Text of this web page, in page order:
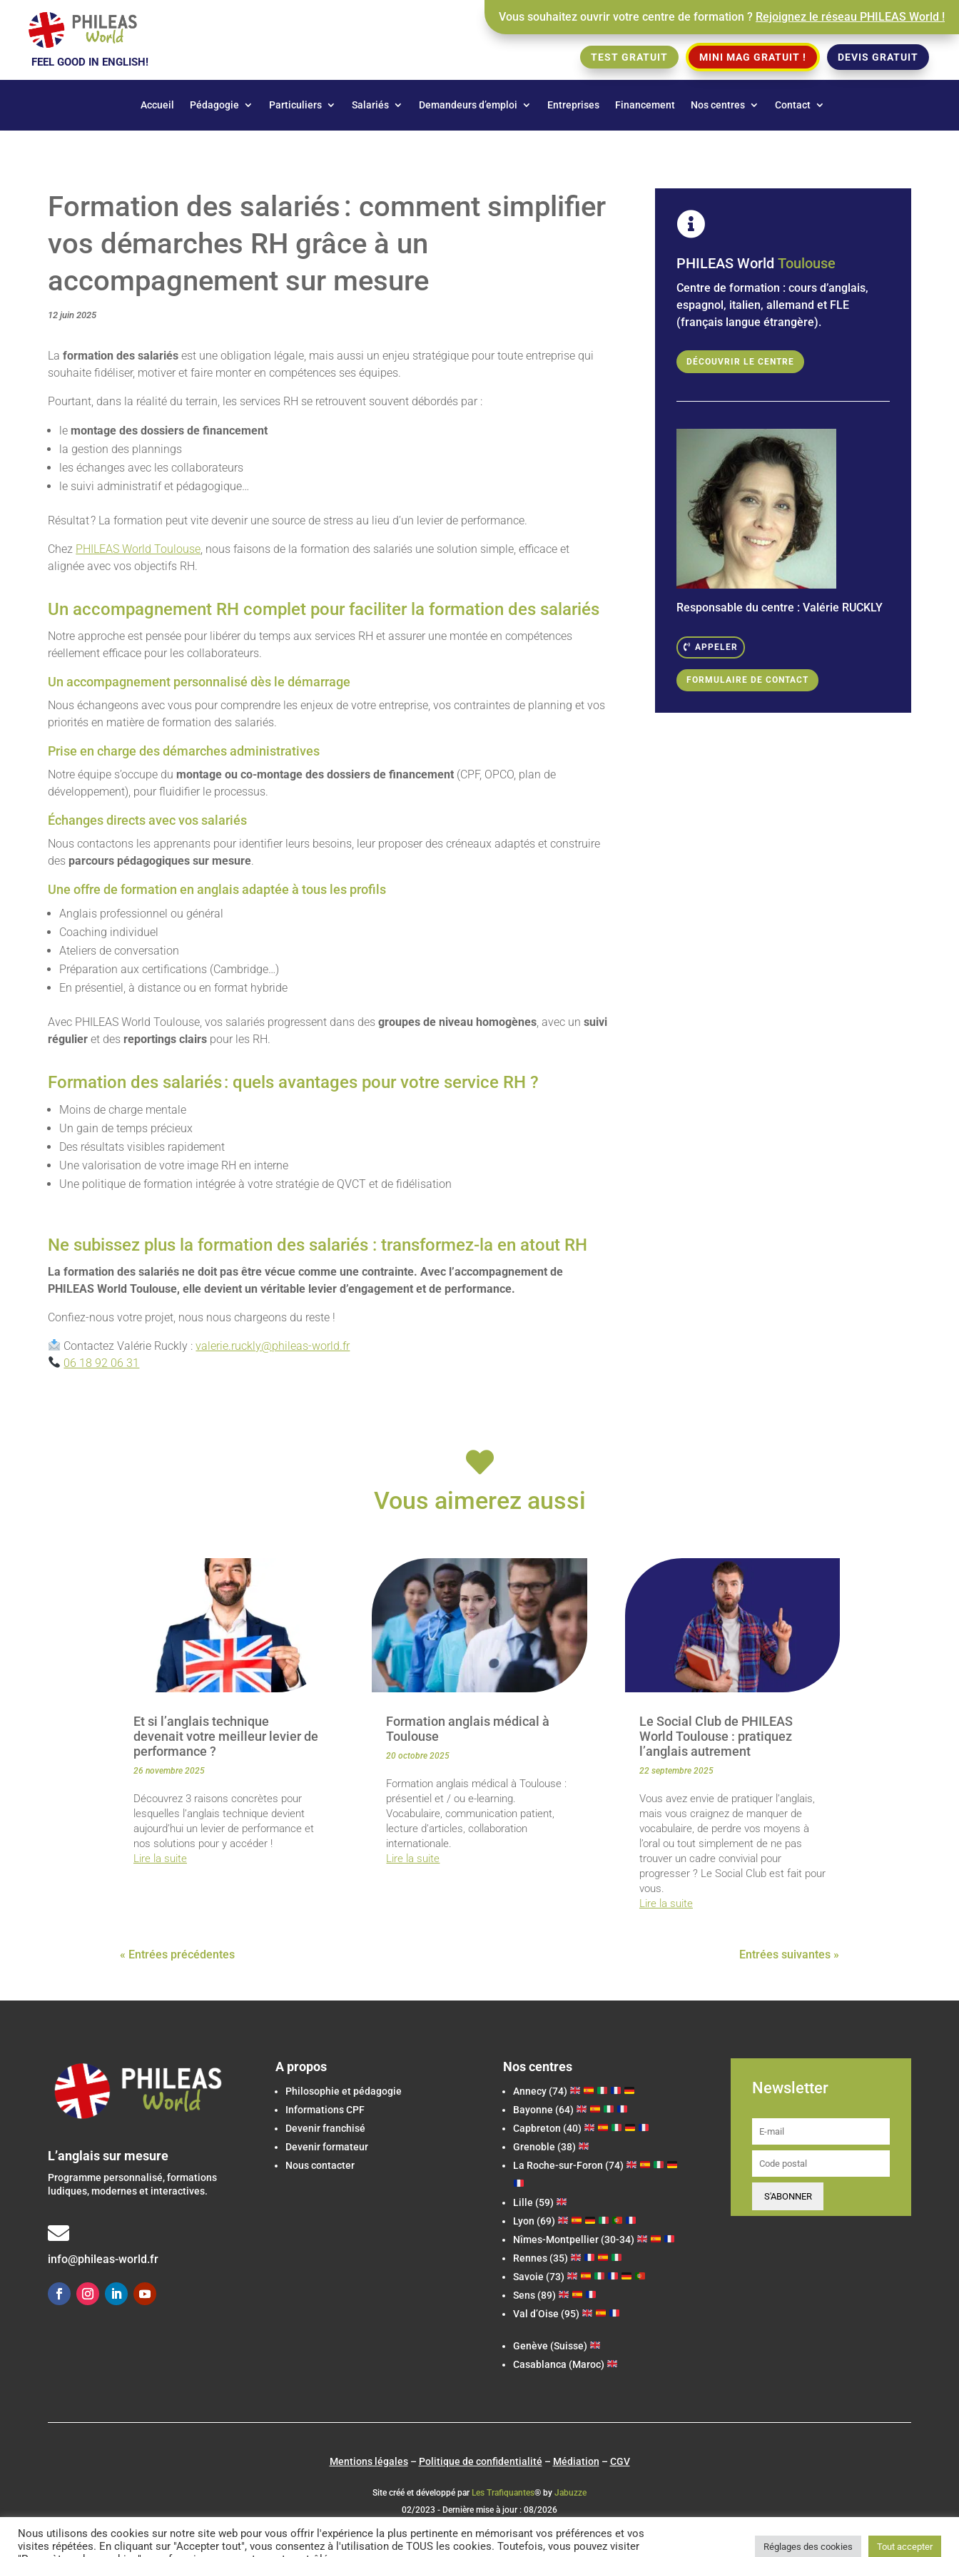
FEEL GOOD IN ENGLISH!
Vous souhaitez ouvrir votre centre de formation ? Rejoignez le réseau PHILEAS World !
TEST GRATUIT MINI MAG GRATUIT ! DEVIS GRATUIT
Accueil Pédagogie Particuliers Salariés Demandeurs d’emploi Entreprises Financement Nos centres Contact
Formation des salariés : comment simplifier
vos démarches RH grâce à un
accompagnement sur mesure
12 juin 2025
Laformation des salariés est une obligation légale, mais aussi un enjeu stratégique pour toute entreprise qui
souhaite fidéliser, motiver et faire monter en compétences ses équipes.
Pourtant, dans la réalité du terrain, les services RH se retrouvent souvent débordés par :
le montage des dossiers de financement
la gestion des plannings
les échanges avec les collaborateurs
le suivi administratif et pédagogique…
Résultat ? La formation peut vite devenir une source de stress au lieu d’un levier de performance.
Chez PHILEAS World Toulouse, nous faisons de la formation des salariés une solution simple, efficace et
alignée avec vos objectifs RH.
Un accompagnement RH complet pour faciliter la formation des salariés
Notre approche est pensée pour libérer du temps aux services RH et assurer une montée en compétences
réellement efficace pour les collaborateurs.
Un accompagnement personnalisé dès le démarrage
Nous échangeons avec vous pour comprendre les enjeux de votre entreprise, vos contraintes de planning et vos
priorités en matière de formation des salariés.
Prise en charge des démarches administratives
Notre équipe s’occupe du montage ou co-montage des dossiers de financement (CPF, OPCO, plan de
développement), pour fluidifier le processus.
Échanges directs avec vos salariés
Nous contactons les apprenants pour identifier leurs besoins, leur proposer des créneaux adaptés et construire
des parcours pédagogiques sur mesure.
Une offre de formation en anglais adaptée à tous les profils
Anglais professionnel ou général
Coaching individuel
Ateliers de conversation
Préparation aux certifications (Cambridge…)
En présentiel, à distance ou en format hybride
Avec PHILEAS World Toulouse, vos salariés progressent dans desgroupes de niveau homogènes, avec unsuivi
régulier et des reportings clairs pour les RH.
Formation des salariés : quels avantages pour votre service RH ?
Moins de charge mentale
Un gain de temps précieux
Des résultats visibles rapidement
Une valorisation de votre image RH en interne
Une politique de formation intégrée à votre stratégie de QVCT et de fidélisation
Ne subissez plus la formation des salariés : transformez-la en atout RH
La formation des salariés ne doit pas être vécue comme une contrainte. Avec l’accompagnement de
PHILEAS World Toulouse, elle devient un véritable levier d’engagement et de performance.
Confiez-nous votre projet, nous nous chargeons du reste !
Contactez Valérie Ruckly :valerie.ruckly@phileas-world.fr
06 18 92 06 31

PHILEAS World Toulouse
Centre de formation : cours d’anglais,
espagnol, italien, allemand et FLE
(français langue étrangère).
DÉCOUVRIR LE CENTRE
Responsable du centre : Valérie RUCKLY
APPELER
FORMULAIRE DE CONTACT

Vous aimerez aussi
Et si l’anglais technique
devenait votre meilleur levier de
performance ?
26 novembre 2025
Découvrez 3 raisons concrètes pour
lesquelles l’anglais technique devient
aujourd’hui un levier de performance et
nos solutions pour y accéder !
Lire la suite
Formation anglais médical à
Toulouse
20 octobre 2025
Formation anglais médical à Toulouse :
présentiel et / ou e-learning.
Vocabulaire, communication patient,
lecture d’articles, collaboration
internationale.
Lire la suite
Le Social Club de PHILEAS
World Toulouse : pratiquez
l’anglais autrement
22 septembre 2025
Vous avez envie de pratiquer l’anglais,
mais vous craignez de manquer de
vocabulaire, de perdre vos moyens à
l’oral ou tout simplement de ne pas
trouver un cadre convivial pour
progresser ? Le Social Club est fait pour
vous.
Lire la suite
« Entrées précédentes Entrées suivantes »
L’anglais sur mesure
Programme personnalisé, formations
ludiques, modernes et interactives.

info@phileas-world.fr
A propos
Philosophie et pédagogie
Informations CPF
Devenir franchisé
Devenir formateur
Nous contacter
Nos centres
Annecy (74)
Bayonne (64)
Capbreton (40)
Grenoble (38)
La Roche-sur-Foron (74)
Lille (59)
Lyon (69)
Nîmes-Montpellier (30-34)
Rennes (35)
Savoie (73)
Sens (89)
Val d’Oise (95)
Genève (Suisse)
Casablanca (Maroc)
Newsletter
S'ABONNER
Mentions légales– Politique de confidentialité – Médiation – CGV
Site créé et développé par Les Trafiquantes® by Jabuzze
02/2023 - Dernière mise à jour : 08/2026
Nous utilisons des cookies sur notre site web pour vous offrir l'expérience la plus pertinente en mémorisant vos préférences et vos
visites répétées. En cliquant sur "Accepter tout", vous consentez à l'utilisation de TOUS les cookies. Toutefois, vous pouvez visiter
Réglages des cookies Tout accepter